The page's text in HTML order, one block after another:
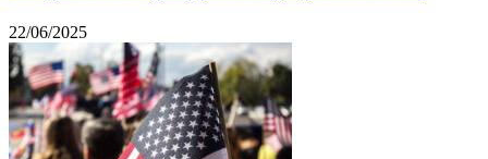
22/06/2025